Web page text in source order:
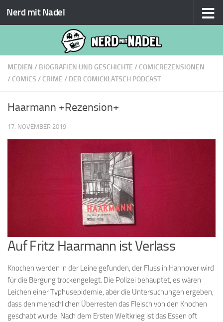
Zum Inhalt springen
Nerd mit Nadel
MEDIEN / BIOGRAFIEN UND GESCHICHTE / COMICREZENSIONEN
/ COMICS / CRIME / DER COMICKLATSCH PODCAST
Haarmann +Rezension+
17. NOVEMBER 2019
Auf Fritz Haarmann ist Verlass
Knochen werden in der Leine gefunden, der Fluss in Hannover wird
für die Bergung trockengelegt. Die Polizei behauptet, es wären
Leichen einer Typhusepidemie, aber die Untersuchungen ergeben,
dass den menschlichen Überresten das Fleisch von den Knochen
geschabt wurde. Nach dem Ersten Weltkrieg ist das Essen oft